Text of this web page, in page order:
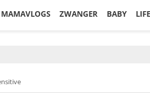
MAMAVLOGS ZWANGER BABY